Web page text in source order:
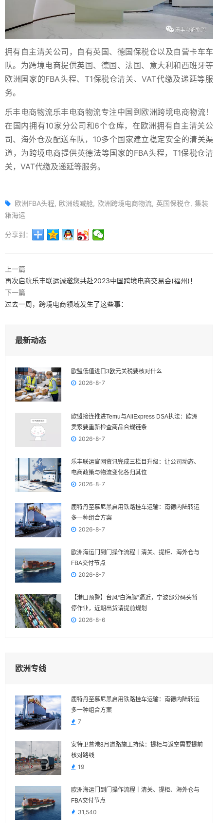
拥有自主清关公司，自有英国、德国保税仓以及自营卡车车
队。为跨境电商提供英国、德国、法国、意大利和西班牙等
欧洲国家的FBA头程、T1保税仓清关、VAT代缴及递延等服
务。
乐丰电商物流乐丰电商物流专注中国到欧洲跨境电商物流！
在国内拥有10家分公司和6个仓库，在欧洲拥有自主清关公
司、海外仓及配送车队，10多个国家建立稳定安全的清关渠
道，为跨境电商提供英德法等国家的FBA头程，T1保税仓清
关，VAT代缴及递延等服务。
欧洲FBA头程 欧洲线减舱 欧洲跨境电商物流 英国保税仓 集装
箱海运
分享到：
上一篇
再次启航乐丰联运诚邀您共赴2023中国跨境电商交易会(福州)！
下一篇
过去一周，跨境电商领域发生了这些事：
最新动态
欧盟低值进口3欧元关税要核对什么
2026-8-7
欧盟接连推进Temu与AliExpress DSA执法：欧洲
卖家要重新检查商品合规链条
2026-8-7
乐丰联运官网资讯完成三栏目升级：让公司动态、
电商政策与物流变化各归其位
2026-8-7
鹿特丹至慕尼黑启用铁路挂车运输：南德内陆转运
多一种组合方案
2026-8-7
欧洲海运门到门操作流程｜清关、提柜、海外仓与
FBA交付节点
2026-8-7
【港口预警】台风“白海豚”逼近，宁波部分码头暂
停作业，近期出货请提前规划
2026-8-6
欧洲专线
鹿特丹至慕尼黑启用铁路挂车运输：南德内陆转运
多一种组合方案
7
安特卫普港8月道路施工持续：提柜与返空需要提前
核对路线
19
欧洲海运门到门操作流程｜清关、提柜、海外仓与
FBA交付节点
31,540